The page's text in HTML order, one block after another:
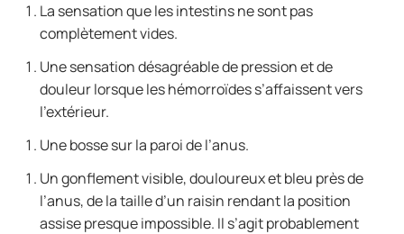
La sensation que les intestins ne sont pas
complètement vides.
Une sensation désagréable de pression et de
douleur lorsque les hémorroïdes s’affaissent vers
l’extérieur.
Une bosse sur la paroi de l’anus.
Un gonflement visible, douloureux et bleu près de
l’anus, de la taille d’un raisin rendant la position
assise presque impossible. Il s’agit probablement